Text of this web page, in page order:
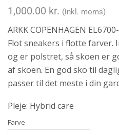
1,000.00 kr. (inkl. moms)
ARKK COPENHAGEN
Flot sneakers i flotte
og er polstret, så skoen er
af skoen. En god sko til
passer til det meste i din
Pleje: Hybrid care
Farve